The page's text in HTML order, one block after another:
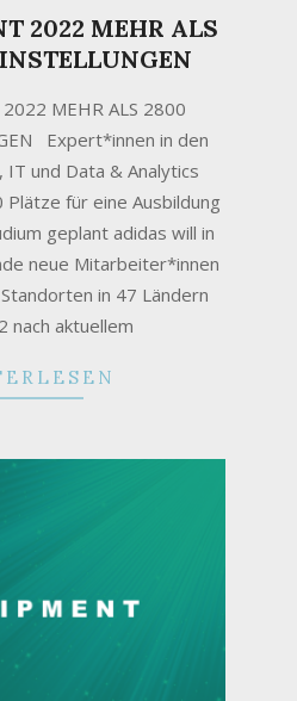
2022 MEHR ALS
MEHR ALS 2800
Expert*innen in den
IT und Data & Analytics
für eine Ausbildung
geplant adidas will in
neue Mitarbeiter*innen
in 47 Ländern
nach aktuellem